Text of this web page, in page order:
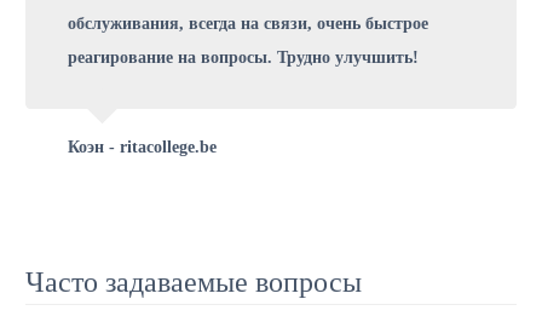
обслуживания, всегда на связи, очень быстрое
реагирование на вопросы. Трудно улучшить!
Коэн - ritacollege.be
Часто задаваемые вопросы